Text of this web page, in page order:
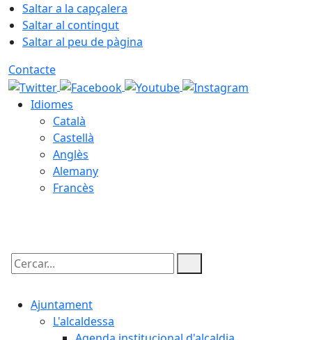
Saltar a la capçalera
Saltar al contingut
Saltar al peu de pàgina
Contacte
Idiomes
Català
Castellà
Anglès
Alemany
Francès
Cercar:
Ajuntament
L'alcaldessa